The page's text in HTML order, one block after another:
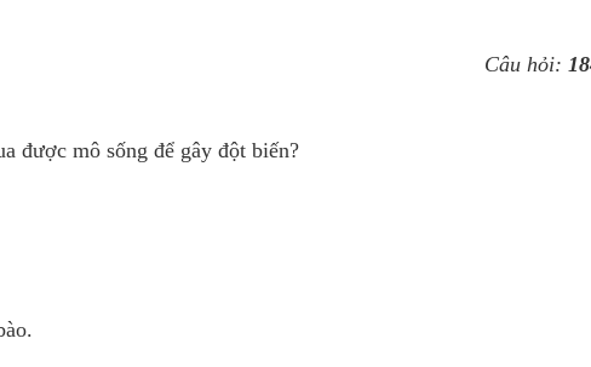
Câu hỏi:
được mô sống để gây đột biến?